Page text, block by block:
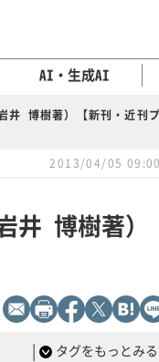
AI・生成AI
博樹著）【新刊・近刊プ
2013/04/05
博樹著）
| タグをもっとみる